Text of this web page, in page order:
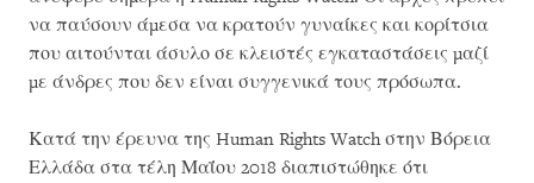
να παύσουν άμεσα να κρατούν γυναίκες και κορίτσια
που αιτούνται άσυλο σε κλειστές εγκαταστάσεις μαζί
με άνδρες που δεν είναι συγγενικά τους πρόσωπα.
Κατά την έρευνα της Human Rights Watch στην Βόρεια
Ελλάδα στα τέλη Μαΐου 2018 διαπιστώθηκε ότι